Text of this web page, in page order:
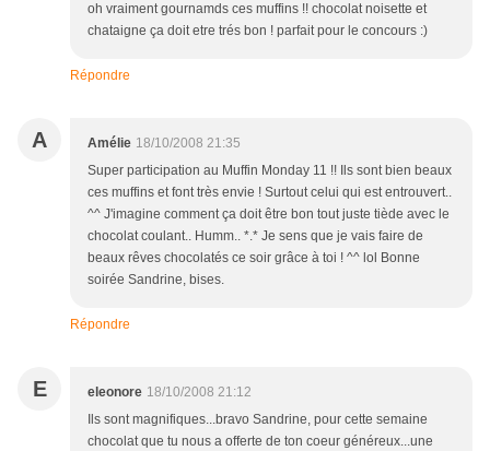
oh vraiment gournamds ces muffins !! chocolat noisette et
chataigne ça doit etre trés bon ! parfait pour le concours :)
Répondre
A Amélie 18/10/2008 21:35
Super participation au Muffin Monday 11 !! Ils sont bien beaux
ces muffins et font très envie ! Surtout celui qui est entrouvert..
^^ J'imagine comment ça doit être bon tout juste tiède avec le
chocolat coulant.. Humm.. *.* Je sens que je vais faire de
beaux rêves chocolatés ce soir grâce à toi ! ^^ lol Bonne
soirée Sandrine, bises.
Répondre
E eleonore 18/10/2008 21:12
Ils sont magnifiques...bravo Sandrine, pour cette semaine
chocolat que tu nous a offerte de ton coeur généreux...une